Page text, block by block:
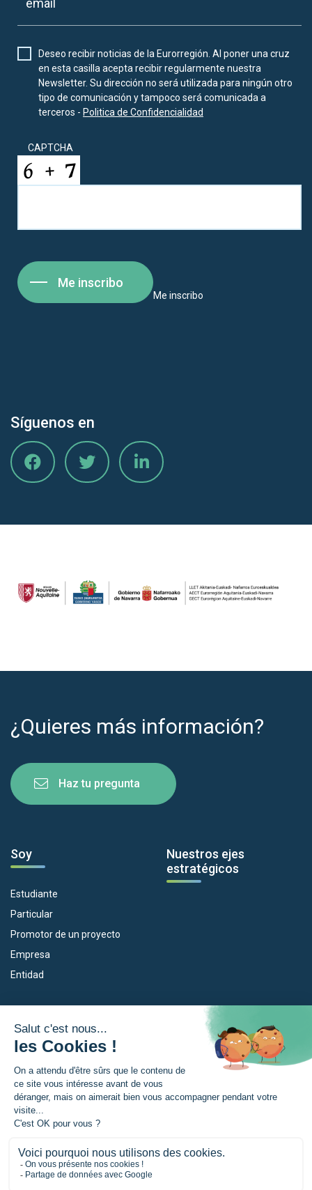
Deseo recibir noticias de la Eurorregión. Al poner una cruz
en esta casilla acepta recibir regularmente nuestra
Newsletter. Su dirección no será utilizada para ningún otro
tipo de comunicación y tampoco será comunicada a
terceros - Politica de Confidencialidad
CAPTCHA
Me inscribo
Me inscribo
Síguenos en
¿Quieres más información?
Haz tu pregunta
Soy
Estudiante
Particular
Promotor de un proyecto
Empresa
Entidad
Nuestros ejes
estratégicos
Empleo
Eskola Futura
Forma NAEN
TRANSFERMUGA-RREKIN
La Eurorregión
¿Qué es la Eurorregión?
Noticias
Area de prensea